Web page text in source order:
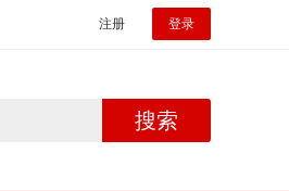
注册 登录
搜索